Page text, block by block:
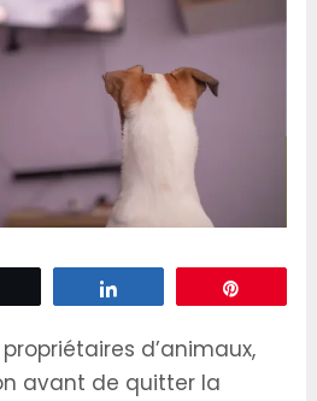
d’animaux,
avant de quitter la